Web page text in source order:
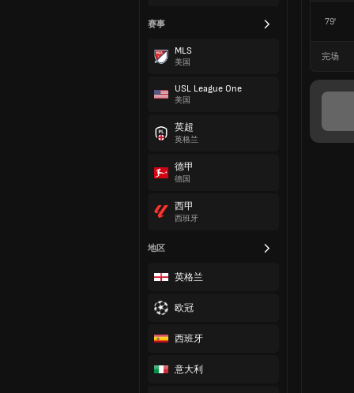
赛事
MLS
美国
USL League One
美国
英超
英格兰
德甲
德国
西甲
西班牙
地区
英格兰
欧冠
西班牙
意大利
79'
完场